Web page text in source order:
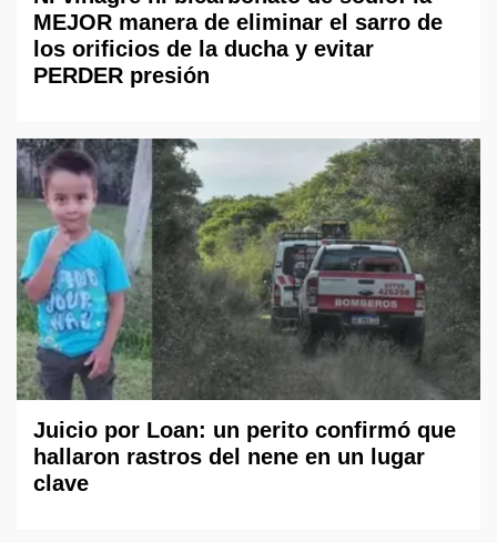
MEJOR manera de eliminar el sarro de
los orificios de la ducha y evitar
PERDER presión
Juicio por Loan: un perito confirmó que
hallaron rastros del nene en un lugar
clave